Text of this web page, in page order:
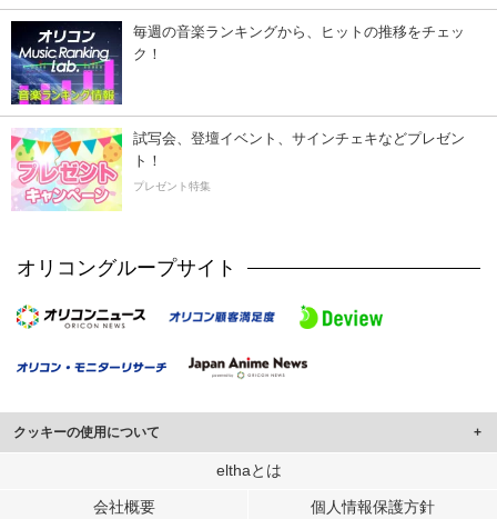
毎週の音楽ランキングから、ヒットの推移をチェッ
ク！
試写会、登壇イベント、サインチェキなどプレゼン
ト！
プレゼント特集
オリコングループサイト
クッキーの使用について
このサイトでは Cookie を使用して、ユーザーに合わせたコンテンツや広告の
行っています。
elthaとは
会社概要 個人情報保護方針